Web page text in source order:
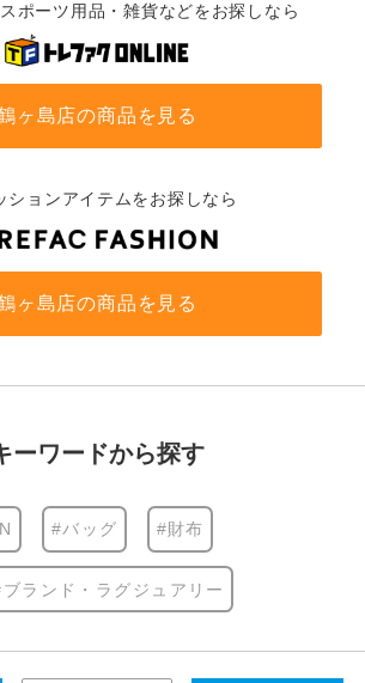
ポーツ用品・雑貨などをお探しなら
ヶ島店の商品を見る
ションアイテムをお探しなら
ヶ島店の商品を見る
ーワードから探す
#バッグ #財布
ランド・ラグジュアリー